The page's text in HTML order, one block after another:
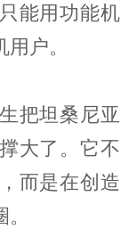
能用功能机
户。
把坦桑尼亚
大了。它不
而是在创造